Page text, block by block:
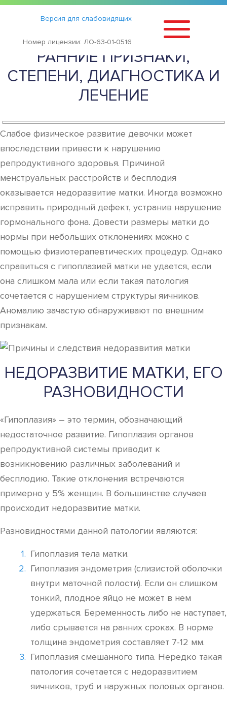
Версия для слабовидящих
Номер лицензии: ЛО-63-01-0516
Статьи ›
ГИПОПЛАЗИЯ МАТКИ:
РАННИЕ ПРИЗНАКИ,
СТЕПЕНИ, ДИАГНОСТИКА И
ЛЕЧЕНИЕ
Слабое физическое развитие девочки может
впоследствии привести к нарушению
репродуктивного здоровья. Причиной
менструальных расстройств и бесплодия
оказывается недоразвитие матки. Иногда возможно
исправить природный дефект, устранив нарушение
гормонального фона. Довести размеры матки до
нормы при небольших отклонениях можно с
помощью физиотерапевтических процедур. Однако
справиться с гипоплазией матки не удается, если
она слишком мала или если такая патология
сочетается с нарушением структуры яичников.
Аномалию зачастую обнаруживают по внешним
признакам.
НЕДОРАЗВИТИЕ МАТКИ, ЕГО
РАЗНОВИДНОСТИ
«Гипоплазия» – это термин, обозначающий
недостаточное развитие. Гипоплазия органов
репродуктивной системы приводит к
возникновению различных заболеваний и
бесплодию. Такие отклонения встречаются
примерно у 5% женщин. В большинстве случаев
происходит недоразвитие матки.
Разновидностями данной патологии являются:
Гипоплазия тела матки.
Гипоплазия эндометрия (слизистой оболочки
внутри маточной полости). Если он слишком
тонкий, плодное яйцо не может в нем
удержаться. Беременность либо не наступает,
либо срывается на ранних сроках. В норме
толщина эндометрия составляет 7-12 мм.
Гипоплазия смешанного типа. Нередко такая
патология сочетается с недоразвитием
яичников, труб и наружных половых органов.